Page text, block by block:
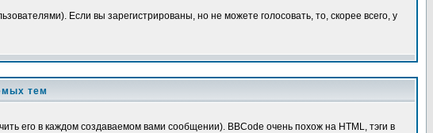
Если вы зарегистрированы, но не можете голосовать, то, скорее всего, у
тем
его в каждом создаваемом вами сообщении). BBCode очень похож на HTML, тэги в